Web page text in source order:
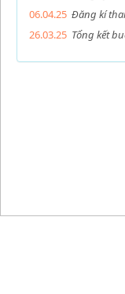
06.04.25 Đăng kí
26.03.25 Tổng kết